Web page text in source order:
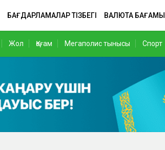
БАҒДАРЛАМАЛАР ТІЗБЕГІ ВАЛЮТА БАҒАМЫ
Жол Қоғам Мегаполис тынысы Спорт